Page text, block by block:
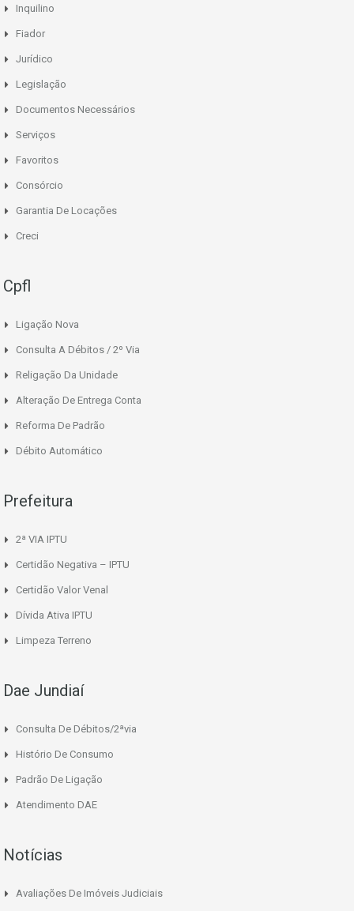
Inquilino
Fiador
Jurídico
Legislação
Documentos Necessários
Serviços
Favoritos
Consórcio
Garantia De Locações
Creci
Cpfl
Ligação Nova
Consulta A Débitos / 2º Via
Religação Da Unidade
Alteração De Entrega Conta
Reforma De Padrão
Débito Automático
Prefeitura
2ª VIA IPTU
Certidão Negativa – IPTU
Certidão Valor Venal
Dívida Ativa IPTU
Limpeza Terreno
Dae Jundiaí
Consulta De Débitos/2ªvia
Histório De Consumo
Padrão De Ligação
Atendimento DAE
Notícias
Avaliações De Imóveis Judiciais